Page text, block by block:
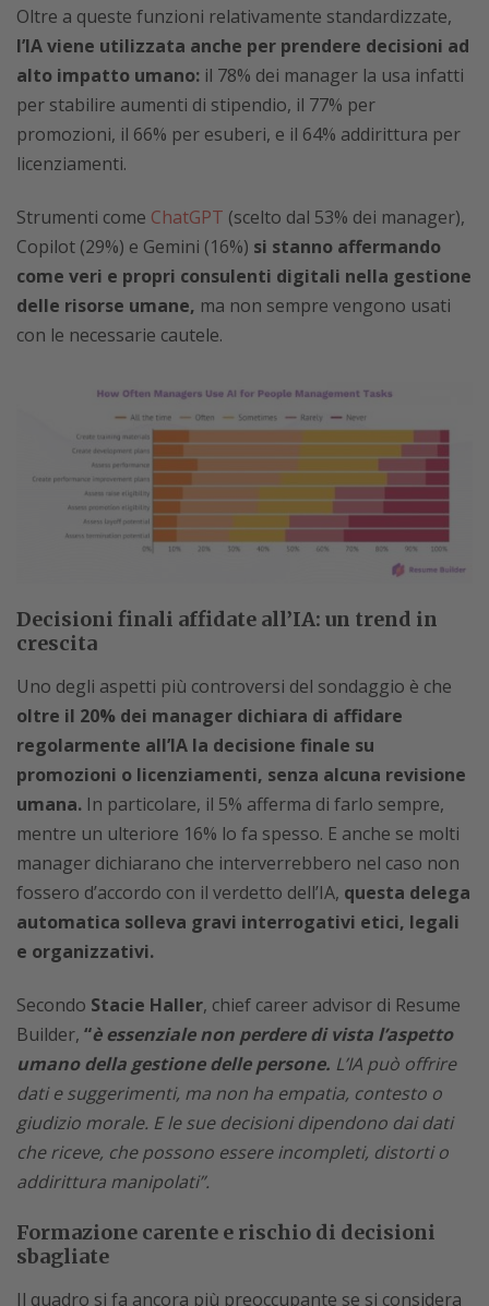
Oltre a queste funzioni relativamente standardizzate,
l’IA viene utilizzata anche per prendere decisioni ad
alto impatto umano: il 78% dei manager la usa infatti
per stabilire aumenti di stipendio, il 77% per
promozioni, il 66% per esuberi, e il 64% addirittura per
licenziamenti.
Strumenti come ChatGPT (scelto dal 53% dei manager),
Copilot (29%) e Gemini (16%) si stanno affermando
come veri e propri consulenti digitali nella gestione
delle risorse umane, ma non sempre vengono usati
con le necessarie cautele.
Decisioni finali affidate all’IA: un trend in
crescita
Uno degli aspetti più controversi del sondaggio è che
oltre il 20% dei manager dichiara di affidare
regolarmente all’IA la decisione finale su
promozioni o licenziamenti, senza alcuna revisione
umana. In particolare, il 5% afferma di farlo sempre,
mentre un ulteriore 16% lo fa spesso. E anche se molti
manager dichiarano che interverrebbero nel caso non
fossero d’accordo con il verdetto dell’IA, questa delega
automatica solleva gravi interrogativi etici, legali
e organizzativi.
Secondo Stacie Haller, chief career advisor di Resume
Builder, “è essenziale non perdere di vista l’aspetto
umano della gestione delle persone. L’IA può offrire
dati e suggerimenti, ma non ha empatia, contesto o
giudizio morale. E le sue decisioni dipendono dai dati
che riceve, che possono essere incompleti, distorti o
addirittura manipolati”.
Formazione carente e rischio di decisioni
sbagliate
Il quadro si fa ancora più preoccupante se si considera